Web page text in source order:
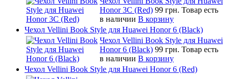
Honor 3C (Red) 99 грн. Товар есть
в наличии В корзину
Чехол Vellini Book Style для Huawei Honor 6 (Black)
Чехол Vellini Book Style для Huawei
Honor 6 (Black) 99 грн. Товар есть
в наличии В корзину
Чехол Vellini Book Style для Huawei Honor 6 (Red)